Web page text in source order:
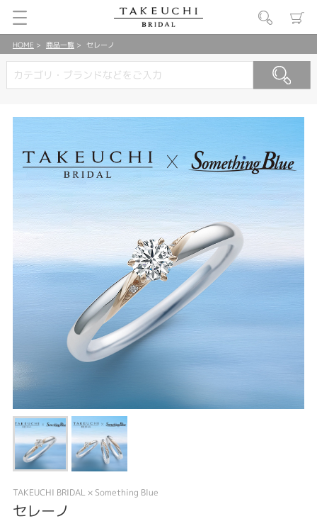
HOME 商品一覧 セレーノ
TAKEUCHI BRIDAL × Something Blue
セレーノ